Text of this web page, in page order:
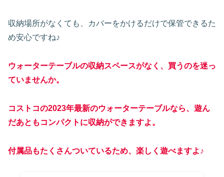
収納場所がなくても、カバーをかけるだけで保管できるた
め安心ですね♪
ウォーターテーブルの収納スペースがなく、買うのを迷っ
ていませんか。
コストコの2023年最新のウォーターテーブルなら、遊ん
だあともコンパクトに収納ができますよ。
付属品もたくさんついているため、楽しく遊べますよ♪